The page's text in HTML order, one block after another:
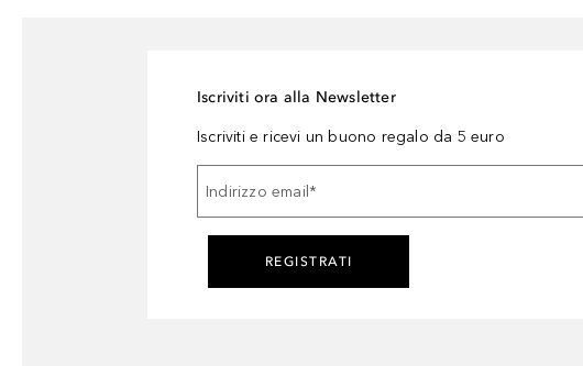
Iscriviti ora alla Newsletter
Iscriviti e ricevi un buono regalo da 5 euro
Indirizzo email *
REGISTRATI